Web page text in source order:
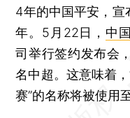
4年的中国平安，宣
年。5月22日， 中
司举行签约发布会
名中超。这意味着
赛”的名称将被使用